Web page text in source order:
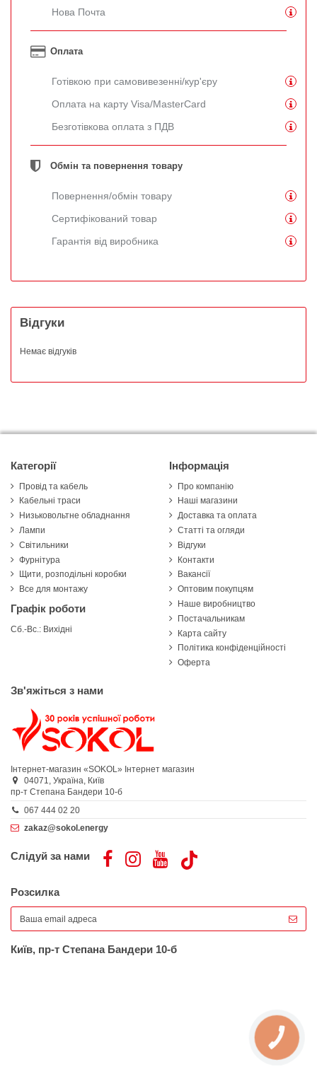
Нова Почта
Оплата
Готівкою при самовивезенні/кур'єру
Оплата на карту Visa/MasterCard
Безготівкова оплата з ПДВ
Обмін та повернення товару
Повернення/обмін товару
Сертифікований товар
Гарантія від виробника
Відгуки
Немає відгуків
Категорії
Провід та кабель
Кабельні траси
Низьковольтне обладнання
Лампи
Світильники
Фурнітура
Щити, розподільні коробки
Все для монтажу
Графік роботи
Сб.-Вс.: Вихідні
Інформація
Про компанію
Наші магазини
Доставка та оплата
Статті та огляди
Відгуки
Контакти
Вакансії
Оптовим покупцям
Наше виробництво
Постачальникам
Карта сайту
Політика конфіденційності
Оферта
Зв'яжіться з нами
Інтернет-магазин «SOKOL» Інтернет магазин
04071, Україна, Київ
пр-т Степана Бандери 10-б
067 444 02 20
zakaz@sokol.energy
Слідуй за нами
Розсилка
Київ, пр-т Степана Бандери 10-б
КНОПКА
ЗВ'ЯЗКУ